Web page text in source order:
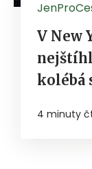
V New
kolébá
4 minuty